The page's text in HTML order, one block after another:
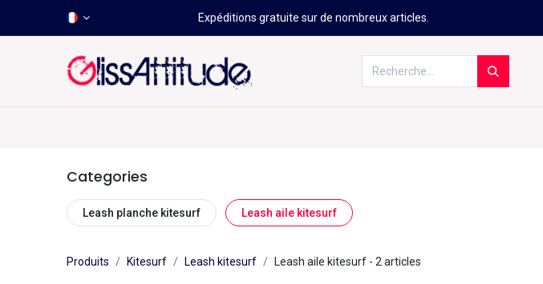
Expéditions gratuite sur de nombreux articles.
Categories
Leash planche kitesurf Leash aile kitesurf
Produits Kitesurf Leash kitesurf Leash aile kitesurf- 2 articles